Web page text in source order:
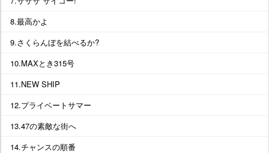
8.最高かよ
9.さくらんぼを結べるか?
10.MAXとき315号
11.NEW SHIP
12.プライベートサマー
13.47の素敵な街へ
14.チャンスの順番